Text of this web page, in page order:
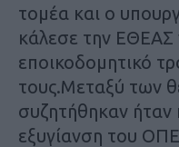
τομέα και ο
κάλεσε την ΕΘΕΑΣ
εποικοδομητικό
τους.Μεταξύ των
συζητήθηκαν ήταν
εξυγίανση του